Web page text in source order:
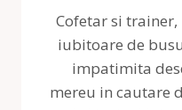
Cofetar si
iubitoare de
impatimita
mereu in cautare